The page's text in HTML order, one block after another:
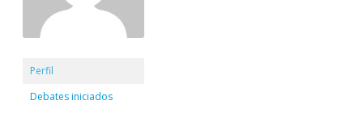
Perfil
Debates iniciados